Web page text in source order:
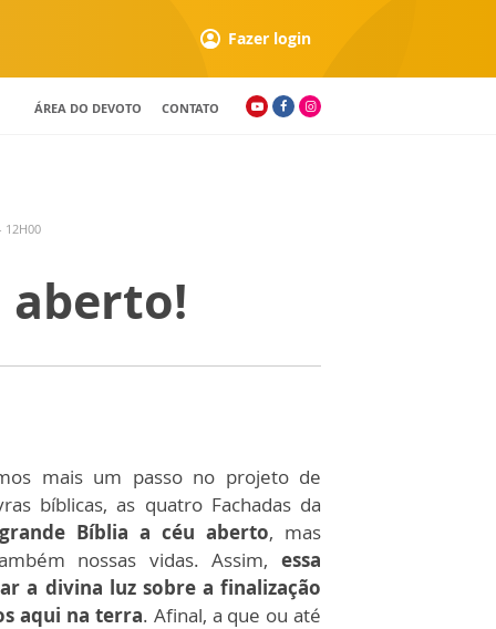
Fazer login
ÁREA DO DEVOTO CONTATO
12H00
aberto!
mais um passo no projeto de
bíblicas, as quatro Fachadas da
Bíblia a céu aberto, mas
nossas vidas. Assim, essa
a divina luz sobre a finalização
aqui na terra. Afinal, a que ou até